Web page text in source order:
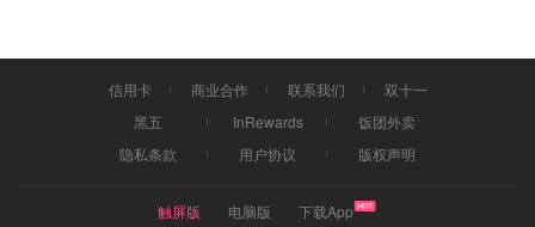
信用卡 商业合作 联系我们
双十一
黑五
InRewards
饭团外卖
隐私条款
用户协议 版权声明
触屏版 电脑版 下载App